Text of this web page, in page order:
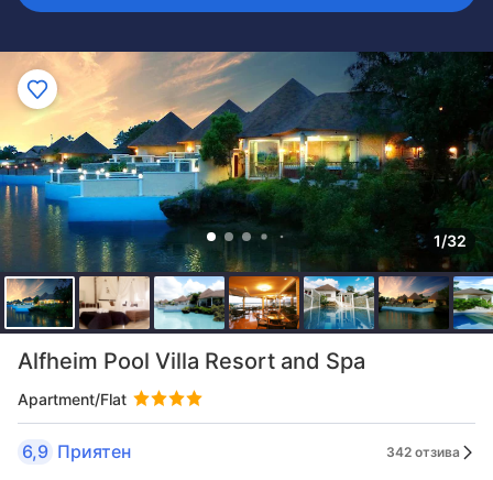
1/32
Alfheim Pool Villa Resort and Spa
Apartment/Flat
6,9 Приятен 342 отзива